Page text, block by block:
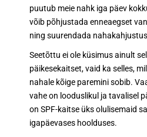
puutub meie nahk iga päev
võib põhjustada enneaegset
ning suurendada
Seetõttu ei ole küsimus ainult
päikesekaitset, vaid ka selles,
nahale kõige paremini sobib.
vahe on looduslikul ja tavalisel
on SPF-kaitse üks olulisemaid
igapäevases hoolduses.